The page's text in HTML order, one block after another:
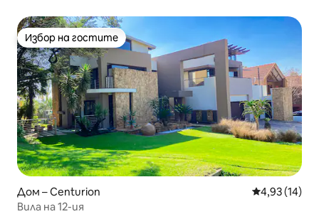
Избор на гостите
Избор на гостите
Дом – Centurion Средна
4,93 (14)
Вила на 12-ия